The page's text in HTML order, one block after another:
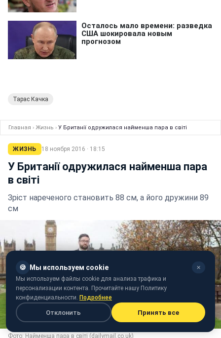
Тарас Качка
Главная › Жизнь › У Британії одружилася найменша пара в світі
ЖИЗНЬ 18 ноября 2016 · 18:15
У Британії одружилася найменша пара
в світі
Зріст нареченого становить 88 см, а його дружини 89
см
Фото: Найменша пара в світі (dailymail.co.uk)
🍪 Мы используем cookie ✕
Мы используем файлы cookie для анализа трафика и
персонализации контента. Прочитайте нашу Политику
конфиденциальности. Подробнее
Отклонить Принять все